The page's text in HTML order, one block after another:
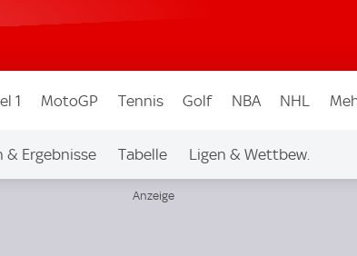
1 MotoGP Tennis Golf NBA NHL
& Ergebnisse Tabelle Ligen & Wettbew.